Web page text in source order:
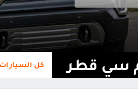
سي قطر كل السيارات